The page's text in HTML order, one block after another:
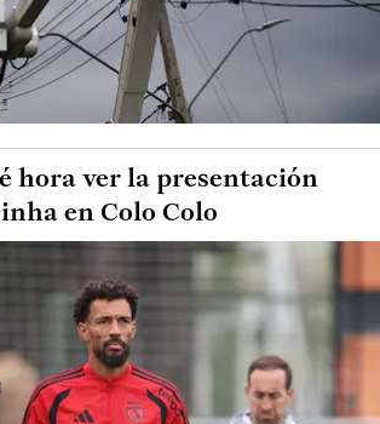
hora ver la presentación
en Colo Colo